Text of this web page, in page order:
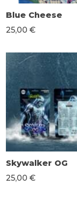
Blue Cheese
25,00 €
Skywalker OG
25,00 €